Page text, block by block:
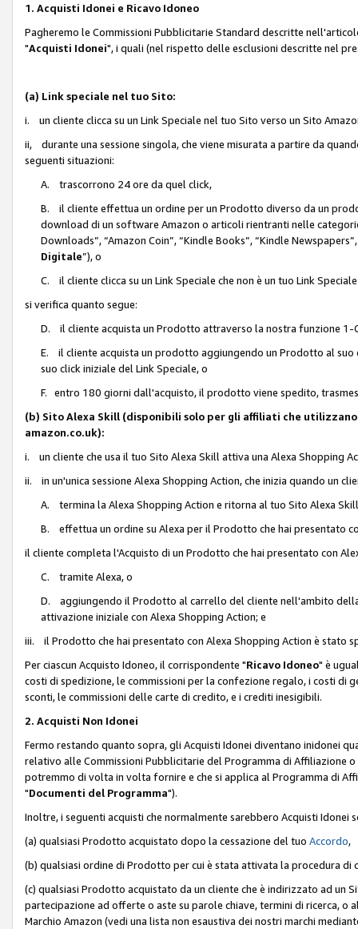
1. Acquisti Idonei e Ricavo Idoneo
Pagheremo le Commissioni Pubblicitarie Standard descritte
"Acquisti Idonei", i quali (nel rispetto delle esclusioni descritte nel
(a) Link speciale nel tuo Sito:
i. un cliente clicca su un Link Speciale nel tuo Sito verso un Sito
ii, durante una sessione singola, che viene misurata a partire da
seguenti situazioni:
A. trascorrono 24 ore da quel click,
B. il cliente effettua un ordine per un Prodotto diverso da un
download di un software Amazon o articoli rientranti nelle categorie
Downloads”, “Amazon Coin”, “Kindle Books”, “Kindle
Digitale”), o
C. il cliente clicca su un Link Speciale che non è un tuo Link
si verifica quanto segue:
D. il cliente acquista un Prodotto attraverso la nostra funzione 1-
E. il cliente acquista un prodotto aggiungendo un Prodotto al
suo click iniziale del Link Speciale, o
F. entro 180 giorni dall'acquisto, il prodotto viene spedito,
(b) Sito Alexa Skill (disponibili solo per gli affiliati che
amazon.co.uk):
i. un cliente che usa il tuo Sito Alexa Skill attiva una Alexa Shopping
ii. in un'unica sessione Alexa Shopping Action, che inizia quando un
A. termina la Alexa Shopping Action e ritorna al tuo Sito Alexa
B. effettua un ordine su Alexa per il Prodotto che hai presentato
il cliente completa l'Acquisto di un Prodotto che hai presentato con
C. tramite Alexa, o
D. aggiungendo il Prodotto al carrello del cliente nell'ambito
attivazione iniziale con Alexa Shopping Action; e
iii. il Prodotto che hai presentato con Alexa Shopping Action è stato
Per ciascun Acquisto Idoneo, il corrispondente "Ricavo Idoneo" è
costi di spedizione, le commissioni per la confezione regalo, i costi di
sconti, le commissioni delle carte di credito, e i crediti inesigibili.
2. Acquisti Non Idonei
Fermo restando quanto sopra, gli Acquisti Idonei diventano inidonei
relativo alle Commissioni Pubblicitarie del Programma di Affiliazione
potremmo di volta in volta fornire e che si applica al Programma di
"Documenti del Programma").
Inoltre, i seguenti acquisti che normalmente sarebbero Acquisti
(a) qualsiasi Prodotto acquistato dopo la cessazione del tuo Accordo,
(b) qualsiasi ordine di Prodotto per cui è stata attivata la procedura di
(c) qualsiasi Prodotto acquistato da un cliente che è indirizzato ad un
partecipazione ad offerte o aste su parole chiave, termini di ricerca,
Marchio Amazon (vedi una lista non esaustiva dei nostri marchi